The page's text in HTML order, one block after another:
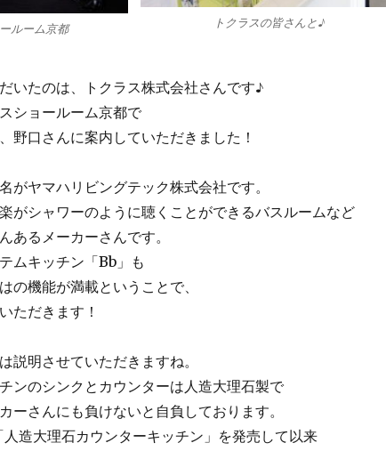
ルーム京都 トクラスの皆さんと♪
いたのは、トクラス株式会社さんです♪
ショールーム京都で
野口さんに案内していただきました！
がヤマハリビングテック株式会社です。
がシャワーのように聴くことができるバスルームなど
あるメーカーさんです。
ムキッチン「Bb」も
の機能が満載ということで、
ただきます！
説明させていただきますね。
ンのシンクとカウンターは人造大理石製で
ーさんにも負けないと自負しております。
造大理石カウンターキッチン」を発売して以来